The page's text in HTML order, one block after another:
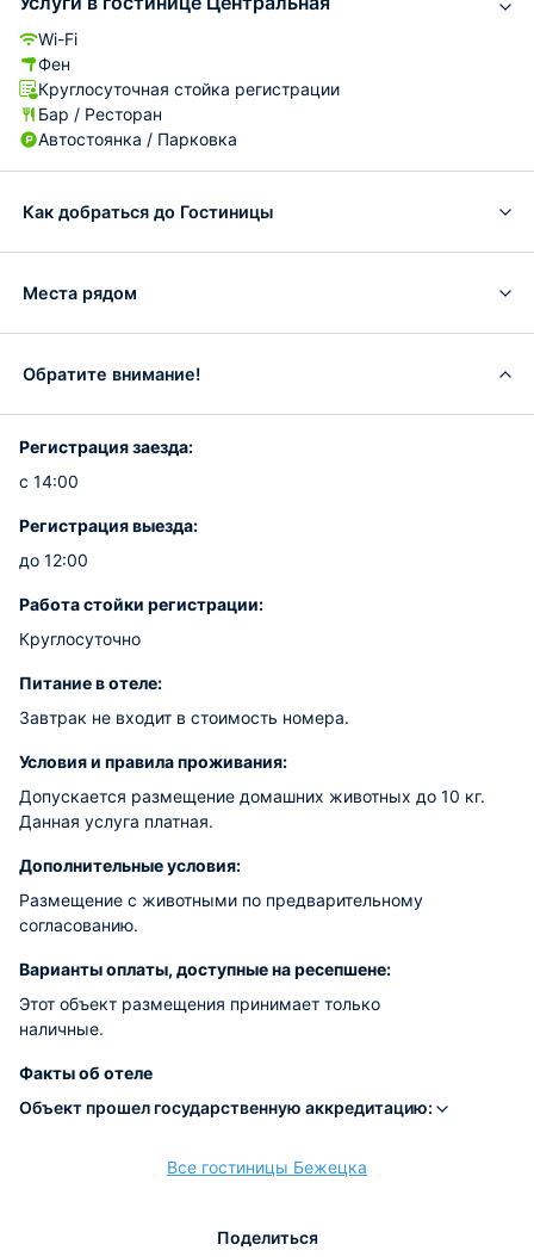
Wi-Fi
Фен
Круглосуточная стойка регистрации
Бар / Ресторан
Автостоянка / Парковка
Как добраться до Гостиницы
Места рядом
Обратите внимание!
Регистрация заезда:
с 14:00
Регистрация выезда:
до 12:00
Работа стойки регистрации:
Круглосуточно
Питание в отеле:
Завтрак не входит в стоимость номера.
Условия и правила проживания:
Допускается размещение домашних животных до 10 кг.
Данная услуга платная.
Дополнительные условия:
Размещение с животными по предварительному
согласованию.
Варианты оплаты, доступные на ресепшене:
Этот объект размещения принимает только
наличные.
Факты об отеле
Объект прошел государственную аккредитацию:
Все гостиницы Бежецка
Поделиться